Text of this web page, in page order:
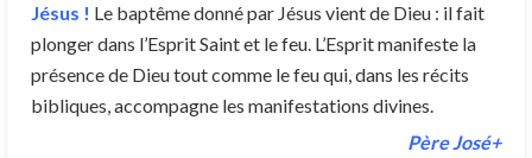
Jésus ! Le baptême donné par Jésus vient de Dieu : il fait
plonger dans l’Esprit Saint et le feu. L’Esprit manifeste la
présence de Dieu tout comme le feu qui, dans les récits
bibliques, accompagne les manifestations divines.
Père José+